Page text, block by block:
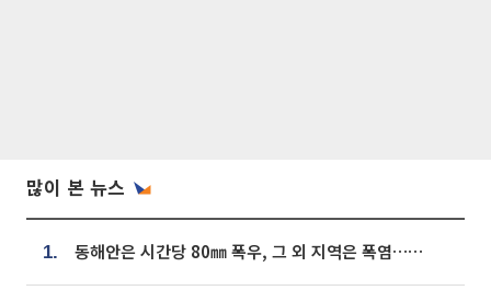
많이 본 뉴스
1. 동해안은 시간당 80㎜ 폭우, 그 외 지역은 폭염…‘극과 극 날씨’